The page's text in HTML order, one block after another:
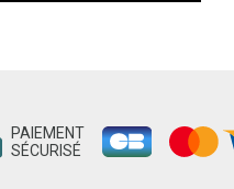
PAIEMENT
SÉCURISÉ